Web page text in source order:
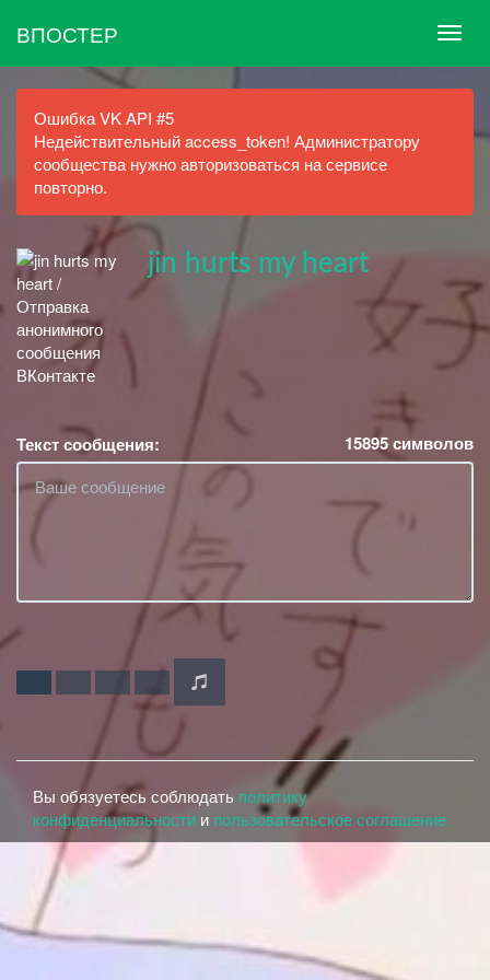
ВПОСТЕР
Ошибка VK API #5
Недействительный access_token! Администратору
сообщества нужно авторизоваться на сервисе
повторно.
jin hurts my heart
Текст сообщения: 15895символов
Вы обязуетесь соблюдать политику
конфиденциальности и пользовательское соглашение